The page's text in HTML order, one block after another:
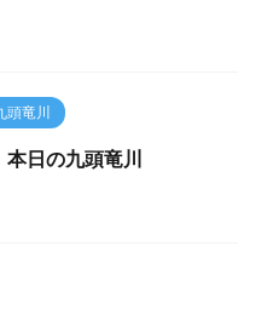
頭竜川
本日の九頭竜川